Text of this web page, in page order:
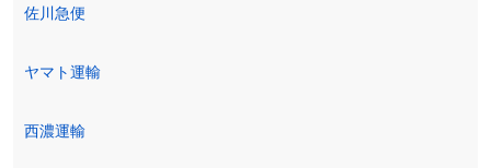
佐川急便
ヤマト運輸
西濃運輸